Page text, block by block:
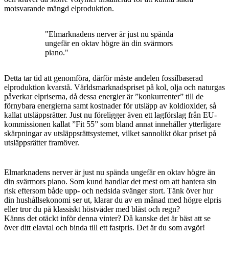
motsvarande mängd elproduktion.
"Elmarknadens nerver är just nu spända
ungefär en oktav högre än din svärmors
piano."
Detta tar tid att genomföra, därför måste andelen fossilbaserad
elproduktion kvarstå. Världsmarknadspriset på kol, olja och naturgas
påverkar elpriserna, då dessa energier är ”konkurrenter” till de
förnybara energierna samt kostnader för utsläpp av koldioxider, så
kallat utsläppsrätter. Just nu föreligger även ett lagförslag från EU-
kommissionen kallat ”Fit 55” som bland annat innehåller ytterligare
skärpningar av utsläppsrättsystemet, vilket sannolikt ökar priset på
utsläppsrätter framöver.
Elmarknadens nerver är just nu spända ungefär en oktav högre än
din svärmors piano. Som kund handlar det mest om att hantera sin
risk eftersom både upp- och nedsida svänger stort. Tänk över hur
din hushållsekonomi ser ut, klarar du av en månad med högre elpris
eller tror du på klassiskt höstväder med blåst och regn?
Känns det otäckt inför denna vinter? Då kanske det är bäst att se
över ditt elavtal och binda till ett fastpris. Det är du som avgör!